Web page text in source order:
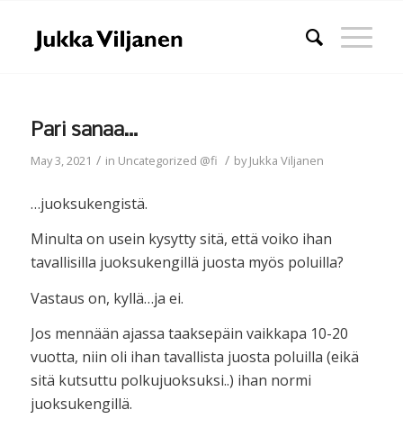
Pari sanaa…
May 3, 2021 / in Uncategorized @fi / byJukka Viljanen
…juoksukengistä.
Minulta on usein kysytty sitä, että voiko ihan
tavallisilla juoksukengillä juosta myös poluilla?
Vastaus on, kyllä…ja ei.
Jos mennään ajassa taaksepäin vaikkapa 10-20
vuotta, niin oli ihan tavallista juosta poluilla (eikä
sitä kutsuttu polkujuoksuksi..) ihan normi
juoksukengillä.